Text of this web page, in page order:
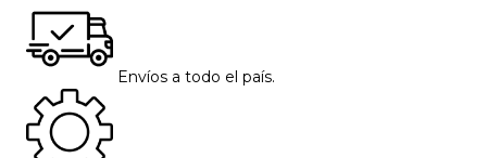
Envíos a todo el país.